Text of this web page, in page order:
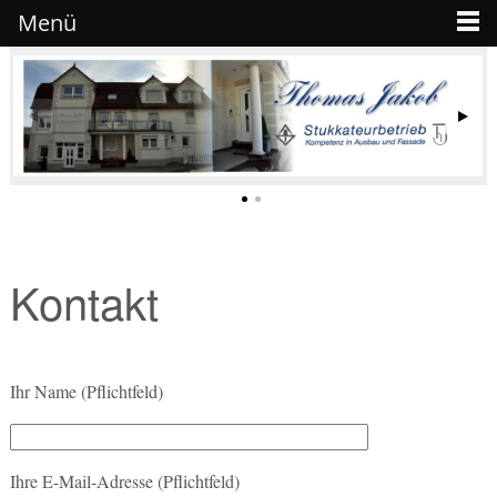
Kontakt
Ihr Name (Pflichtfeld)
Ihre E-Mail-Adresse (Pflichtfeld)
Menü